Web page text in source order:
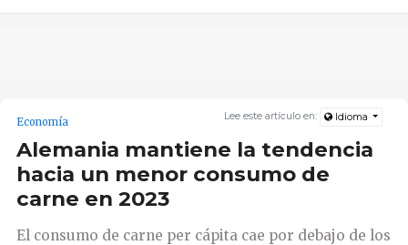
Lee este artículo en: Idioma
Economía
Alemania mantiene la tendencia
hacia un menor consumo de
carne en 2023
El consumo de carne per cápita cae por debajo de los